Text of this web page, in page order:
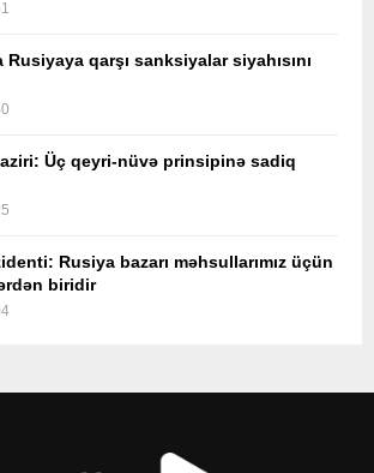
qarşı sanksiyalar siyahısını
Üç qeyri-nüvə prinsipinə sadiq
Rusiya bazarı məhsullarımız üçün
biridir